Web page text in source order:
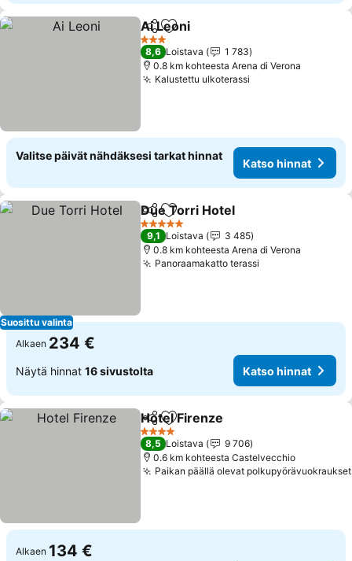
Jaa Lisää suosikkeihin
Ai Leoni
3 Tähtiluokitus
8,6 Loistava
1 783
0.8 km kohteesta Arena di Verona
Kalustettu ulkoterassi
Valitse päivät nähdäksesi tarkat hinnat
Katso hinnat
Suosittu valinta
Jaa Lisää suosikkeihin
Due Torri Hotel
5 Tähtiluokitus
9,1 Loistava
3 485
0.8 km kohteesta Arena di Verona
Panoraamakatto terassi
Alkaen 234 €
Näytä hinnat 16 sivustolta Katso hinnat
Jaa Lisää suosikkeihin
Hotel Firenze
4 Tähtiluokitus
8,5 Loistava
9 706
0.6 km kohteesta Castelvecchio
Paikan päällä olevat polkupyörävuokraukset
Alkaen 134 €